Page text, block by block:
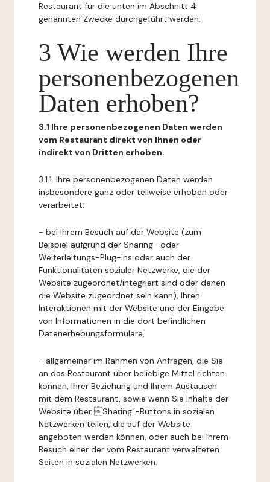
Restaurant für die unten im Abschnitt 4
genannten Zwecke durchgeführt werden.
3 Wie werden Ihre
personenbezogenen
Daten erhoben?
3.1 Ihre personenbezogenen Daten werden
vom Restaurant direkt von Ihnen oder
indirekt von Dritten erhoben.
3.1.1. Ihre personenbezogenen Daten werden
insbesondere ganz oder teilweise erhoben oder
verarbeitet:
- bei Ihrem Besuch auf der Website (zum
Beispiel aufgrund der Sharing- oder
Weiterleitungs-Plug-ins oder auch der
Funktionalitäten sozialer Netzwerke, die der
Website zugeordnet/integriert sind oder denen
die Website zugeordnet sein kann), Ihren
Interaktionen mit der Website und der Eingabe
von Informationen in die dort befindlichen
Datenerhebungsformulare,
- allgemeiner im Rahmen von Anfragen, die Sie
an das Restaurant über beliebige Mittel richten
können, Ihrer Beziehung und Ihrem Austausch
mit dem Restaurant, sowie wenn Sie Inhalte der
Website über Sharing"-Buttons in sozialen
Netzwerken teilen, die auf der Website
angeboten werden können, oder auch bei Ihrem
Besuch einer der vom Restaurant verwalteten
Seiten in sozialen Netzwerken.